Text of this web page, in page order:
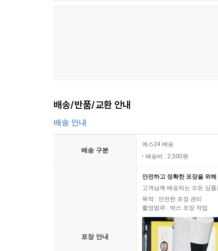
배송/반품/교환 안내
배송 안내
배송 구분
예스24 배송
배송비 : 2,500원
포장 안내
안전하고 정확한 포장을 위
고객님께 배송되는 모든 상
목적 : 안전한 포장 관리
촬영범위 : 박스 포장 작업